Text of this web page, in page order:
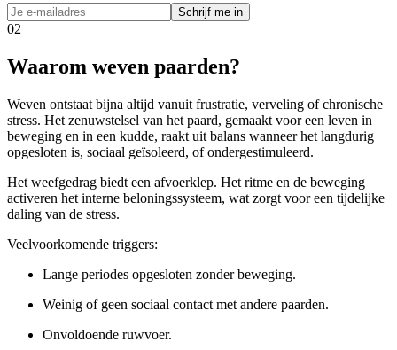
Schrijf me in
02
Waarom weven paarden?
Weven ontstaat bijna altijd vanuit frustratie, verveling of chronische
stress. Het zenuwstelsel van het paard, gemaakt voor een leven in
beweging en in een kudde, raakt uit balans wanneer het langdurig
opgesloten is, sociaal geïsoleerd, of ondergestimuleerd.
Het weefgedrag biedt een afvoerklep. Het ritme en de beweging
activeren het interne beloningssysteem, wat zorgt voor een tijdelijke
daling van de stress.
Veelvoorkomende triggers:
Lange periodes opgesloten zonder beweging.
Weinig of geen sociaal contact met andere paarden.
Onvoldoende ruwvoer.